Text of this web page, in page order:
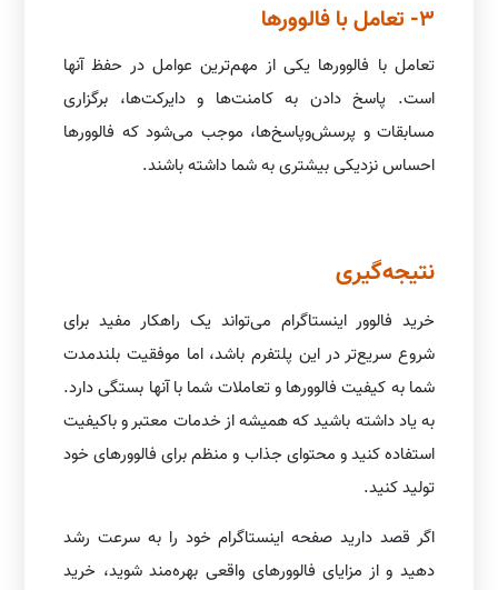
3- تعامل با فالوورها
تعامل با فالوورها یکی از مهم‌ترین عوامل در حفظ آنها
است. پاسخ دادن به کامنت‌ها و دایرکت‌ها، برگزاری
مسابقات و پرسش‌وپاسخ‌ها، موجب می‌شود که فالوورها
احساس نزدیکی بیشتری به شما داشته باشند.
نتیجه‌گیری
خرید فالوور اینستاگرام می‌تواند یک راهکار مفید برای
شروع سریع‌تر در این پلتفرم باشد، اما موفقیت بلندمدت
شما به کیفیت فالوورها و تعاملات شما با آنها بستگی دارد.
به یاد داشته باشید که همیشه از خدمات معتبر و باکیفیت
استفاده کنید و محتوای جذاب و منظم برای فالوورهای خود
تولید کنید.
اگر قصد دارید صفحه اینستاگرام خود را به سرعت رشد
دهید و از مزایای فالوورهای واقعی بهره‌مند شوید، خرید